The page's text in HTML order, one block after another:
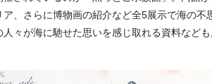
、さらに博物画の紹介など全5展示で海の
々が海に馳せた思いを感じ取れる資料なども